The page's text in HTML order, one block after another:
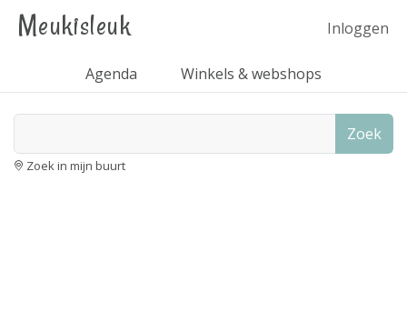
Meukisleuk Inloggen
Agenda Winkels & webshops
Zoek
Zoek in mijn buurt